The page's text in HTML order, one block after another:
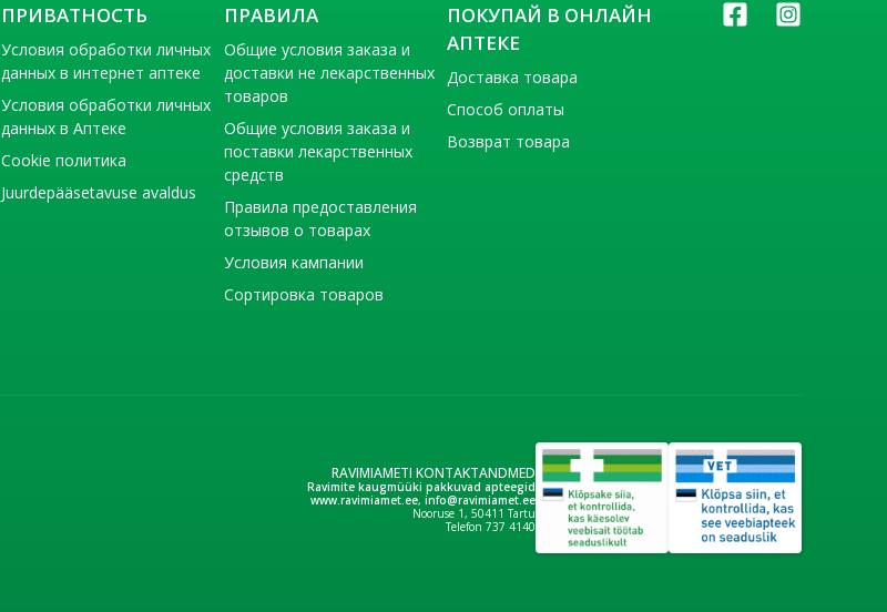
ПРИВАТНОСТЬ
Условия обработки личных
данных в интернет аптеке
Условия обработки личных
данных в Аптеке
Cookie политика
Juurdepääsetavuse avaldus
ПРАВИЛА
Общие условия заказа и
доставки не лекарственных
товаров
Общие условия заказа и
поставки лекарственных
средств
Правила предоставления
отзывов о товарах
Условия кампании
Сортировка товаров
ПОКУПАЙ В ОНЛАЙН
АПТЕКЕ
Доставка товара
Способ оплаты
Возврат товара
RAVIMIAMETI KONTAKTANDMED
Ravimite kaugmüüki pakkuvad apteegid
www.ravimiamet.ee, info@ravimiamet.ee
Nooruse 1, 50411 Tartu
Telefon 737 4140